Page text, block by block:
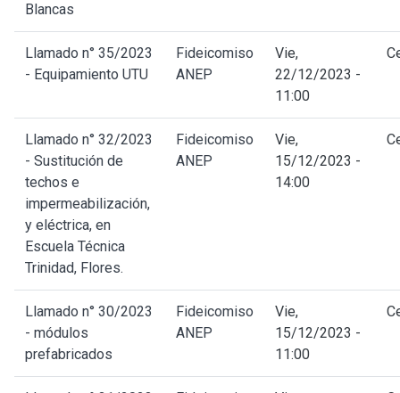
Blancas
Llamado n° 35/2023
- Equipamiento UTU
Fideicomiso
ANEP
Vie,
22/12/2023 -
11:00
Llamado n° 32/2023
- Sustitución de
techos e
impermeabilización,
y eléctrica, en
Escuela Técnica
Trinidad, Flores.
Fideicomiso
ANEP
Vie,
15/12/2023 -
14:00
Llamado n° 30/2023
- módulos
prefabricados
Fideicomiso
ANEP
Vie,
15/12/2023 -
11:00